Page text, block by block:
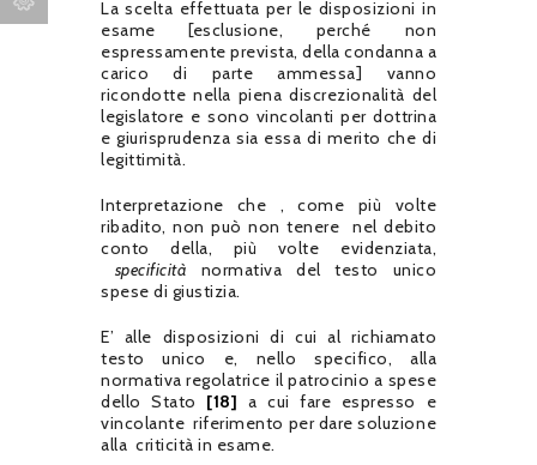
La scelta effettuata per le disposizioni in
esame [esclusione, perché non
espressamente prevista, della condanna a
carico di parte ammessa] vanno
ricondotte nella piena discrezionalità del
legislatore e sono vincolanti per dottrina
e giurisprudenza sia essa di merito che di
legittimità.
Interpretazione che , come più volte
ribadito, non può non tenere nel debito
conto della, più volte evidenziata,
specificità normativa del testo unico
spese di giustizia.
E’ alle disposizioni di cui al richiamato
testo unico e, nello specifico, alla
normativa regolatrice il patrocinio a spese
dello Stato [18] a cui fare espresso e
vincolante riferimento per dare soluzione
alla criticità in esame.